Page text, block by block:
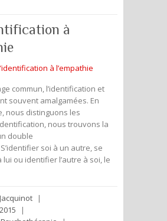
à
commun, l’identification et
souvent amalgamées. En
nous distinguons les
nous trouvons la
double
soi à un autre, se
lui ou identifier l’autre à soi, le
|
|